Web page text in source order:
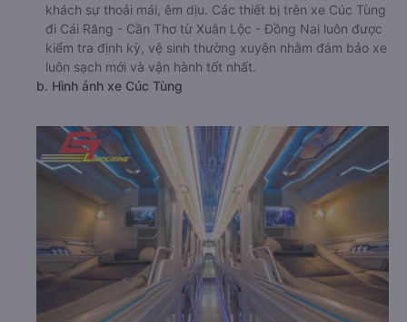
khách sự thoải mái, êm dịu. Các thiết bị trên xe Cúc Tùng
đi Cái Răng - Cần Thơ từ Xuân Lộc - Đồng Nai luôn được
kiểm tra định kỳ, vệ sinh thường xuyên nhằm đảm bảo xe
luôn sạch mới và vận hành tốt nhất.
b. Hình ảnh xe Cúc Tùng